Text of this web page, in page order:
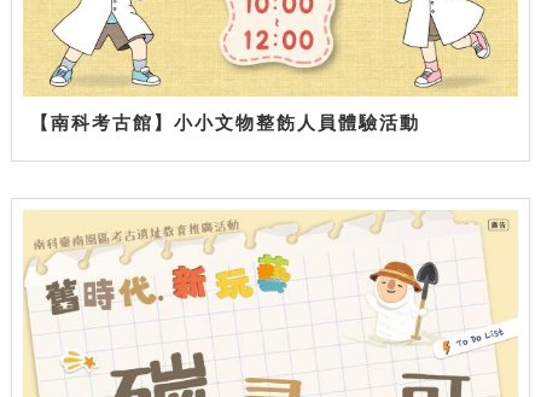
【南科考古館】小小文物整飭人員體驗活動